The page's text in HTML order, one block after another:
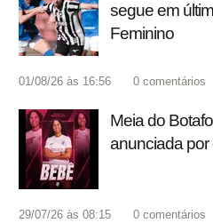
segue em
Feminino
01/08/26 às 16:56 0 comentários
Meia do
anunciada
29/07/26 às 08:15 0 comentários